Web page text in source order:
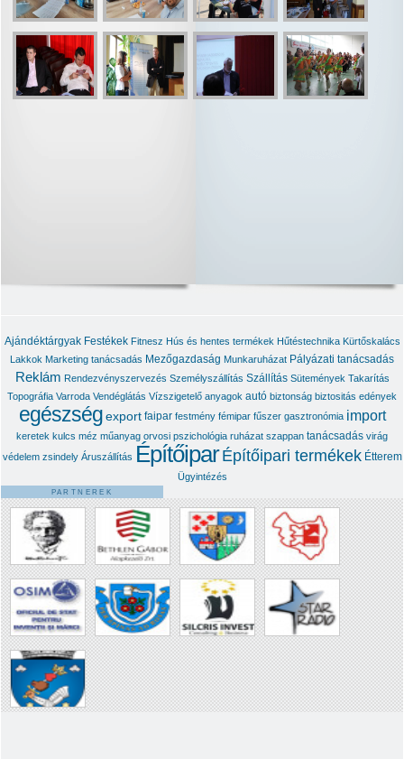
Ajándéktárgyak Festékek Fitnesz Hús és hentes termékek Hűtéstechnika Kürtőskalács
Lakkok Marketing tanácsadás Mezőgazdaság Munkaruházat Pályázati tanácsadás
Reklám Rendezvényszervezés Személyszállítás Szállítás Sütemények Takarítás
Topográfia Varroda Vendéglátás Vízszigetelő anyagok autó biztonság biztositás edények
egészség export faipar festmény fémipar fűszer gasztronómia import
keretek kulcs méz műanyag orvosi pszichológia ruházat szappan tanácsadás virág
védelem zsindely Áruszállítás Építőipar Építőipari termékek Étterem
Ügyintézés
PARTNEREK